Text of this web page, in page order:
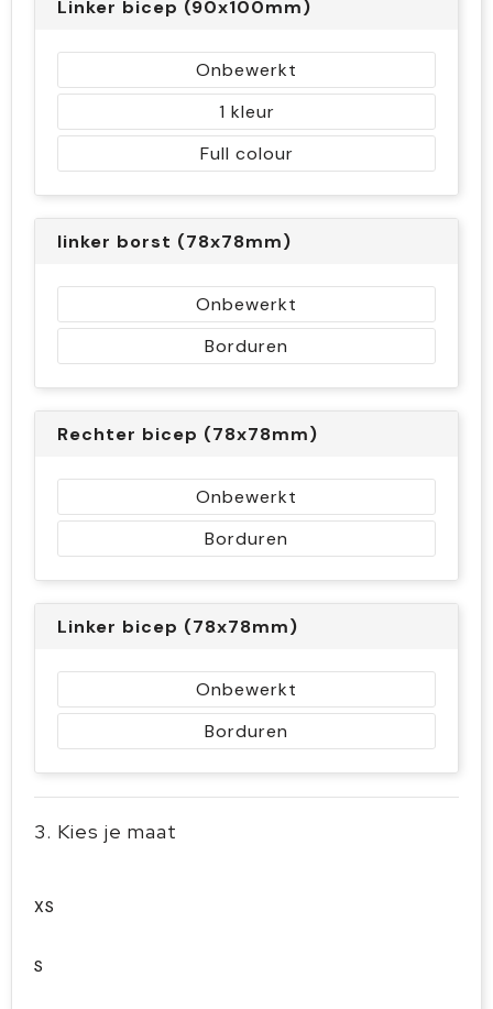
Linker bicep (90x100mm)
Onbewerkt
1
Full colour
linker borst (78x78mm)
Onbewerkt
Borduren
Rechter bicep (78x78mm)
Onbewerkt
Borduren
Linker bicep (78x78mm)
Onbewerkt
Borduren
3. Kies je maat
XS
S